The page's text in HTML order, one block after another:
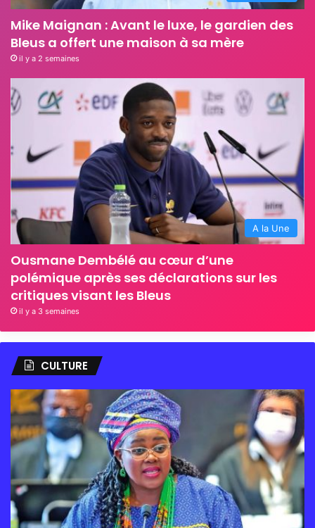
Mike Maignan : Avant le luxe, le gardien des
Bleus a offert une maison à sa mère
il y a 2 semaines
A la Une
Ousmane Dembélé au cœur d’une
polémique après ses déclarations sur les
critiques visant les Bleus
il y a 3 semaines
CULTURE